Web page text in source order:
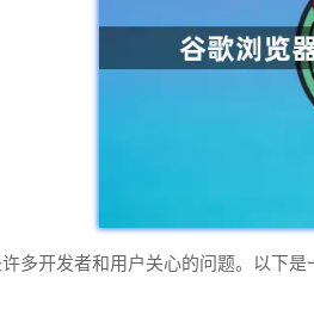
多开发者和用户关心的问题。以下